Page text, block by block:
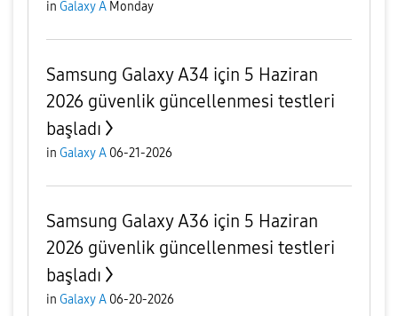
in Galaxy A Monday
Samsung Galaxy A34 için 5 Haziran
2026 güvenlik güncellenmesi testleri
başladı
in Galaxy A 06-21-2026
Samsung Galaxy A36 için 5 Haziran
2026 güvenlik güncellenmesi testleri
başladı
in Galaxy A 06-20-2026